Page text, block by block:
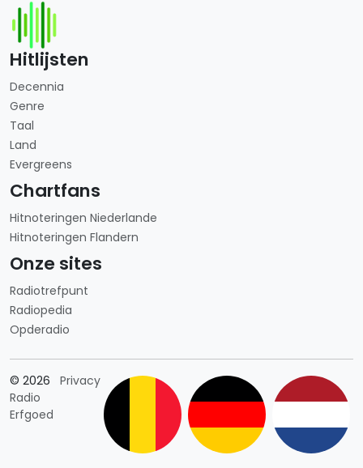
Hitlijsten
Decennia
Genre
Taal
Land
Evergreens
Chartfans
Hitnoteringen Niederlande
Hitnoteringen Flandern
Onze sites
Radiotrefpunt
Radiopedia
Opderadio
© 2026
Radio
Erfgoed
PrivacyLänderauswahl